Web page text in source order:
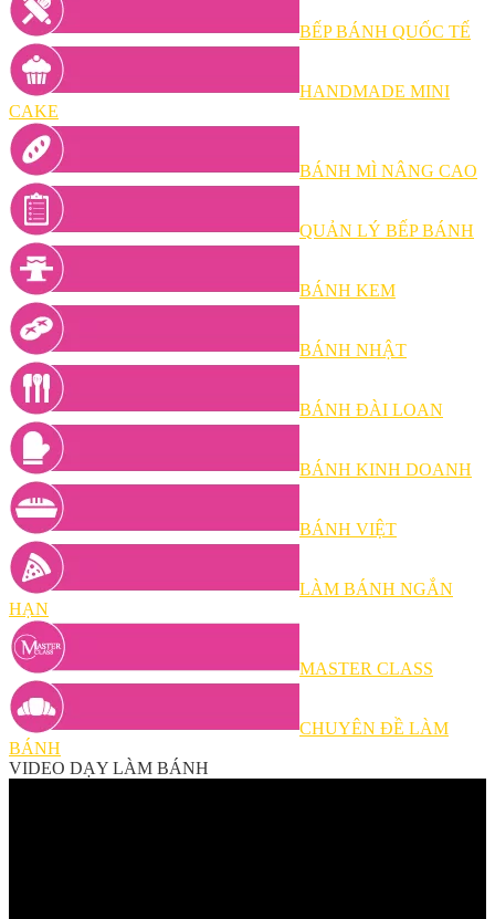
BẾP BÁNH QUỐC TẾ
HANDMADE MINI
CAKE
BÁNH MÌ NÂNG CAO
QUẢN LÝ BẾP BÁNH
BÁNH KEM
BÁNH NHẬT
BÁNH ĐÀI LOAN
BÁNH KINH DOANH
BÁNH VIỆT
LÀM BÁNH NGẮN
HẠN
MASTER CLASS
CHUYÊN ĐỀ LÀM
BÁNH
VIDEO DẠY LÀM BÁNH